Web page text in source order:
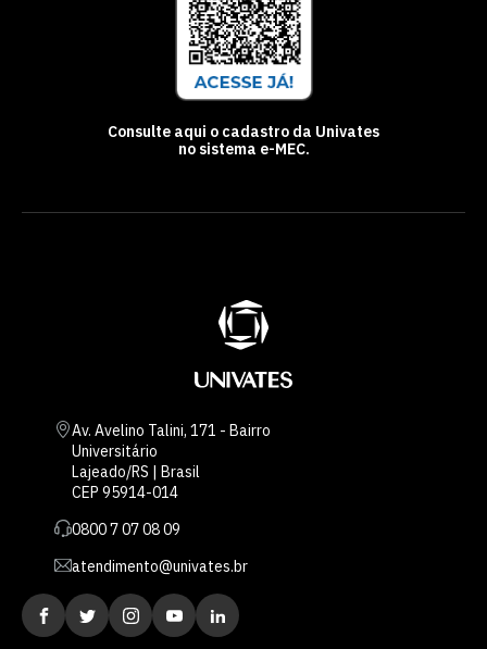
Consulte aqui o cadastro da Univates
no sistema e-MEC.
Av. Avelino Talini, 171 - Bairro
Universitário
Lajeado/RS | Brasil
CEP 95914-014
0800 7 07 08 09
atendimento@univates.br